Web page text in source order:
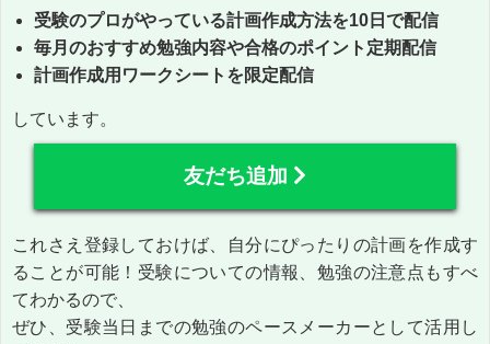
受験のプロがやっている計画作成方法を10日で配信
毎月のおすすめ勉強内容や合格のポイント定期配信
計画作成用ワークシートを限定配信
しています。
友だち追加
これさえ登録しておけば、自分にぴったりの計画を作成す
ることが可能！受験についての情報、勉強の注意点もすべ
てわかるので、
ぜひ、受験当日までの勉強のペースメーカーとして活用し